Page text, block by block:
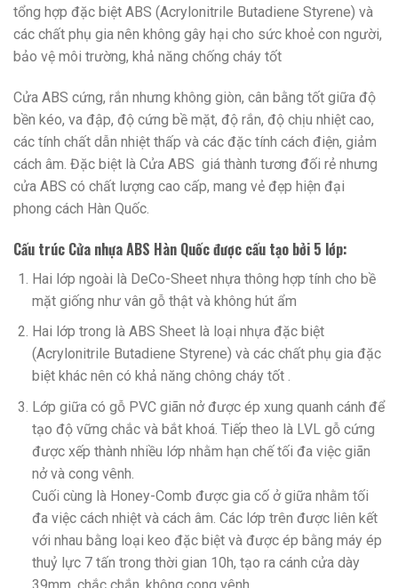
tổng hợp đặc biệt ABS (Acrylonitrile Butadiene Styrene) và
các chất phụ gia nên không gây hại cho sức khoẻ con người,
bảo vệ môi trường, khả năng chống cháy tốt
Cửa ABS cứng, rắn nhưng không giòn, cân bằng tốt giữa độ
bền kéo, va đập, độ cứng bề mặt, độ rắn, độ chịu nhiệt cao,
các tính chất dẫn nhiệt thấp và các đặc tính cách điện, giảm
cách âm. Đặc biệt là Cửa ABS giá thành tương đối rẻ nhưng
cửa ABS có chất lượng cao cấp, mang vẻ đẹp hiện đại
phong cách Hàn Quốc.
Cấu trúc Cửa nhựa ABS Hàn Quốc được cấu tạo bởi 5 lớp:
Hai lớp ngoài là DeCo-Sheet nhựa thông hợp tính cho bề
mặt giống như vân gỗ thật và không hút ẩm
Hai lớp trong là ABS Sheet là loại nhựa đặc biệt
(Acrylonitrile Butadiene Styrene) và các chất phụ gia đặc
biệt khác nên có khả năng chông cháy tốt .
Lớp giữa có gỗ PVC giãn nở được ép xung quanh cánh để
tạo độ vững chắc và bắt khoá. Tiếp theo là LVL gỗ cứng
được xếp thành nhiều lớp nhằm hạn chế tối đa việc giãn
nở và cong vênh.
Cuối cùng là Honey-Comb được gia cố ở giữa nhằm tối
đa việc cách nhiệt và cách âm. Các lớp trên được liên kết
với nhau bằng loại keo đặc biệt và được ép bằng máy ép
thuỷ lực 7 tấn trong thời gian 10h, tạo ra cánh cửa dày